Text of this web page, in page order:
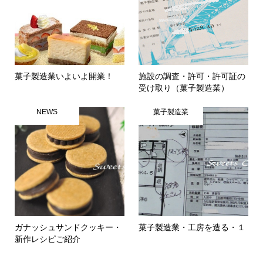
菓子製造業いよいよ開業！
施設の調査・許可・許可証の
受け取り（菓子製造業）
NEWS
ガナッシュサンドクッキー・
新作レシピご紹介
菓子製造業
菓子製造業・工房を造る・１